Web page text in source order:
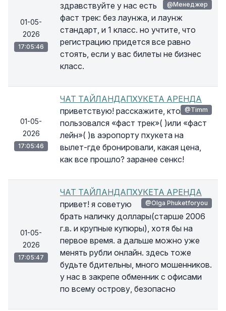
01-05-
2026
17:05:46
@Менеджер
здравствуйте у нас есть
фаст трек: без лаунжа, и лаунж
стандарт, и 1 класс. но учтите, что
регистрацию придется все равно
стоять, если у вас билеты не бизнес
класс.
01-05-
2026
17:05:46
ЧАТ ТАЙЛАНДАПХУКЕТА АРЕНДА
@Timm
приветствую! расскажите, кто
пользовался «фаст трек»( )или «фаст
лейн»( )в аэропорту пхукета на
вылет-где бронировали, какая цена,
как все прошло? заранее сенкс!
01-05-
2026
17:05:47
ЧАТ ТАЙЛАНДАПХУКЕТА АРЕНДА
@Olga Phuketforyou
привет! я советую
брать наличку доллары(старше 2006
г.в. и крупные купюры), хотя бы на
первое время. а дальше можно уже
менять рубли онлайн. здесь тоже
будьте бдительны, много мошенников.
у нас в закрепе обменник с офисами
по всему острову, безопасно